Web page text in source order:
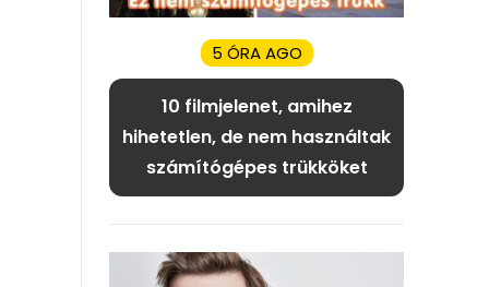
5 ÓRA AGO
10 filmjelenet, amihez
hihetetlen, de nem használtak
számítógépes trükköket